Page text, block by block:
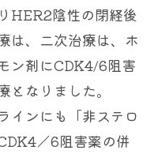
HER2陰性の閉経後
は、二次治療は、ホ
ン剤にCDK4/6阻害
なりました。
インにも「非ステロ
／6阻害薬の併